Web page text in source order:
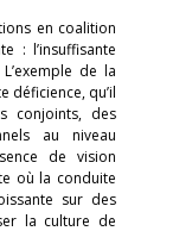
en coalition
: l’insuffisante
de la
déficience, qu’il
conjoints, des
au niveau
de vision
où la conduite
sur des
la culture de